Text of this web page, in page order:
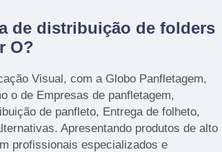
de distribuição de folders
O?
Visual, com a Globo Panfletagem,
o de Empresas de panfletagem,
de panfleto, Entrega de folheto,
Apresentando produtos de alto
profissionais especializados e